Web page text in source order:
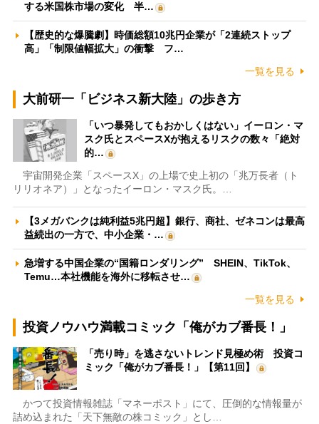
する米国株市場の変化 半…
【歴史的な爆騰劇】時価総額10兆円企業が「2連続ストップ
高」「制限値幅拡大」の衝撃 フ…
一覧を見る
大前研一「ビジネス新大陸」の歩き方
「いつ暴発してもおかしくはない」イーロン・マ
スク氏とスペースXが抱えるリスクの数々「絶対
的…
宇宙開発企業「スペースX」の上場で史上初の「兆万長者（ト
リリオネア）」となったイーロン・マスク氏。…
【3メガバンクは純利益5兆円超】銀行、商社、ゼネコンは最高
益続出の一方で、中小企業・…
急増する中国企業の“国籍ロンダリング” SHEIN、TikTok、
Temu…本社機能を海外に移転させ…
一覧を見る
投資ノウハウ満載コミック「俺がカブ番長！」
「売り時」を逃さないトレンド見極め術 投資コ
ミック「俺がカブ番長！」【第11回】
かつて投資情報雑誌「マネーポスト」にて、圧倒的な情報量が
詰め込まれた「天下無敵の株コミック」とし…